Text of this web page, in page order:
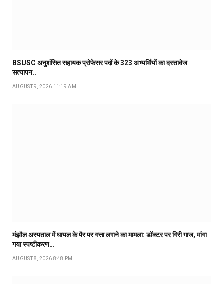
BSUSC अनुशंसित सहायक प्रोफेसर पदों के 323 अभ्यर्थियों का दस्तावेज
सत्यापन..
AUGUST 9, 2026 11:19 AM
मंझौल अस्पताल में घायल के पैर पर गत्ता लगाने का मामला: डॉक्टर पर गिरी गाज, मांगा
गया स्पष्टीकरण…
AUGUST 8, 2026 8:48 PM